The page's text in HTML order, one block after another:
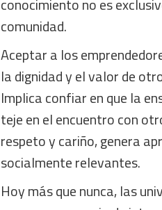
conocimiento no es
comunidad.
Aceptar a los
la dignidad y el valor de
Implica confiar en que la
teje en el encuentro con
respeto y cariño, genera
socialmente relevantes.
Hoy más que nunca, las